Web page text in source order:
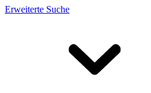
Erweiterte Suche